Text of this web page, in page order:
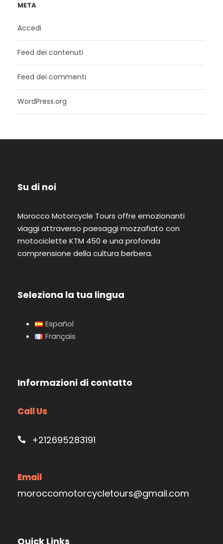
META
Accedi
Feed dei contenuti
Feed dei commenti
WordPress.org
Su di noi
Morocco Motorcycle Tours offre emozionanti
viaggi attraverso paesaggi mozzafiato con
motociclette KTM 450 e una profonda
comprensione della cultura berbera.
Seleziona la tua lingua
Español
Français
Informazioni di contatto
Call Us
+212695283191
Email
moroccomotorcycletours@gmail.com
Quick Links